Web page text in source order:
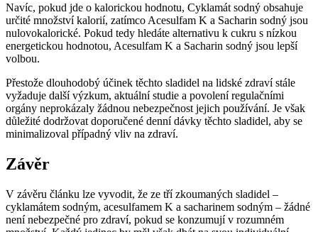
Navíc, pokud jde o kalorickou hodnotu, Cyklamát sodný obsahuje
určité množství kalorií, zatímco Acesulfam K a Sacharin sodný jsou
nulovokalorické. Pokud tedy hledáte alternativu k cukru s nízkou
energetickou hodnotou, Acesulfam K a Sacharin sodný jsou lepší
volbou.
Přestože dlouhodobý účinek těchto sladidel na lidské zdraví stále
vyžaduje další výzkum, aktuální studie a povolení regulačními
orgány neprokázaly žádnou nebezpečnost jejich používání. Je však
důležité dodržovat doporučené denní dávky těchto sladidel, aby se
minimalizoval případný vliv na zdraví.
Závěr
V závěru článku lze vyvodit, že ze tří zkoumaných sladidel –
cyklamátem sodným, acesulfamem K a sacharinem sodným – žádné
není nebezpečné pro zdraví, pokud se konzumují v rozumném